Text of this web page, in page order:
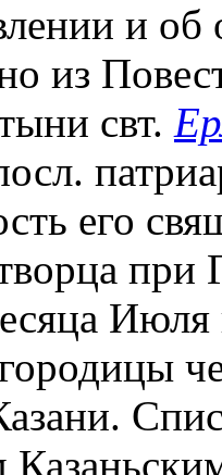
и об
из
свт.
его
при
Июля